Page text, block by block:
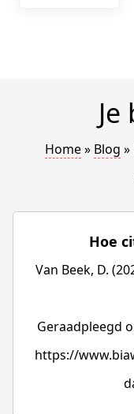
Home» Blog »
Hoe
Van Beek, D.
Geraadpleegd
https://